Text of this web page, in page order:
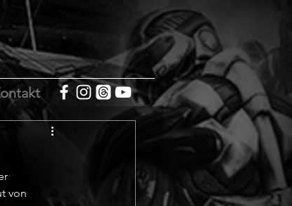
von